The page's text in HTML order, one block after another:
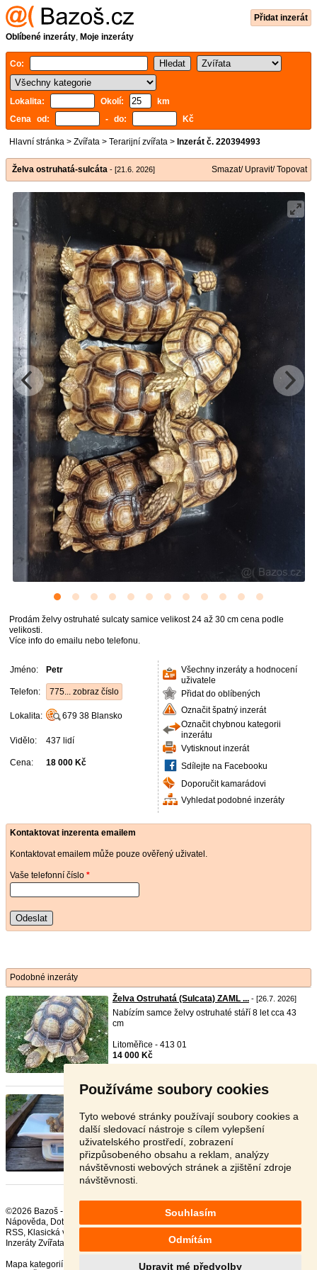
Používáme soubory cookies
Tyto webové stránky používají soubory cookies a
další sledovací nástroje s cílem vylepšení
uživatelského prostředí, zobrazení
přizpůsobeného obsahu a reklam, analýzy
návštěvnosti webových stránek a zjištění zdroje
návštěvnosti.
Souhlasím
Odmítám
Upravit mé předvolby
Přidat inzerát
Oblíbené inzeráty, Moje inzeráty
Co:
Lokalita: Okolí:
km
Cena od:
- do: Kč
Hlavní stránka > Zvířata > Terarijní zvířata > Inzerát č. 220394993
Želva ostruhatá-sulcáta - [21.6. 2026] Smazat/ Upravit/ Topovat
Prodám želvy ostruhaté sulcaty samice velikost 24 až 30 cm cena podle
velikosti.
Více info do emailu nebo telefonu.
Jméno: Petr
Telefon: 775... zobraz číslo
Lokalita: 679 38 Blansko
Vidělo: 437 lidí
Cena: 18 000 Kč
Všechny inzeráty a hodnocení
uživatele
Přidat do oblíbených
Označit špatný inzerát
Označit chybnou kategorii
inzerátu
Vytisknout inzerát
Sdílejte na Facebooku
Doporučit kamarádovi
Vyhledat podobné inzeráty
Kontaktovat inzerenta emailem
Kontaktovat emailem může pouze ověřený uživatel.
Vaše telefonní číslo *
Odeslat
Podobné inzeráty
Želva Ostruhatá (Sulcata) ZAML ... - [26.7. 2026]
Nabízím samce želvy ostruhaté stáří 8 let cca 43
cm
Litoměřice - 413 01
14 000 Kč
želva ostruhátá sulcata samice ...- TOP
Prodám samici želvy ostruhate.samice mají 6
let.cena za ...
Blansko - 678 01
12 000 Kč
©2026 Bazoš -
Inzerce, Bazar Terarijní zvířata
Nápověda, Dotazy ,
,
RSS,
Inzeráty Zvířata celkem:
, za 24 hodin:2312
Mapa kategorií Nejvyhledávanější výrazy